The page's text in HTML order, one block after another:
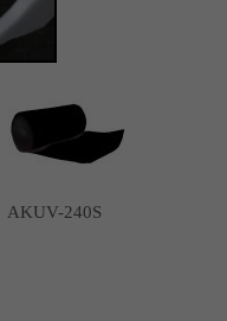
AKUV-240S